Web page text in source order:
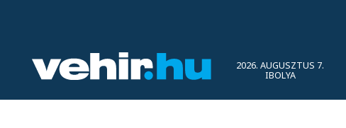
2026. AUGUSZTUS 7.
IBOLYA